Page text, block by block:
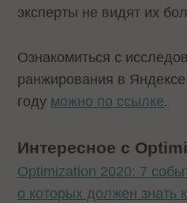
эксперты не видят их
Ознакомиться с
ранжирования в
году можно по ссылке.
Интересное с
Optimization 2020: 7
о которых должен знать